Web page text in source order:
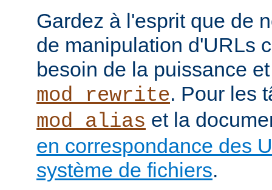
Gardez à l'esprit que de
de manipulation d'URLs
besoin de la puissance
mod_rewrite. Pour les
mod_alias et la
en correspondance des
système de fichiers.